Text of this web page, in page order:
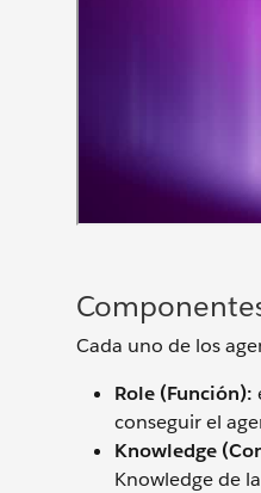
Cada uno de los
Role (Función):
conseguir el
Knowledge
Knowledge de